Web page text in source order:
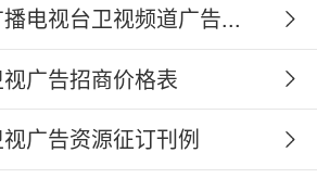
电视台卫视频道广告...
广告招商价格表
广告资源征订刊例